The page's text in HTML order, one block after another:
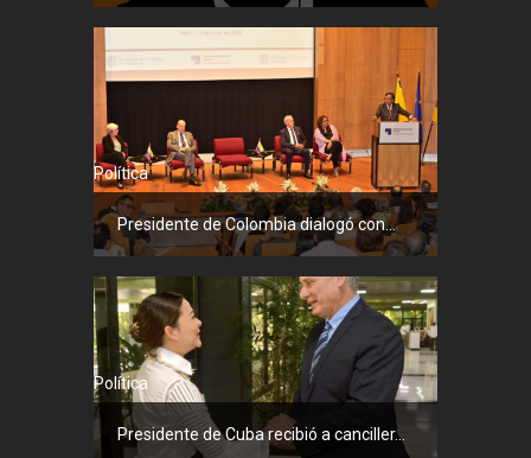
Política
Presidente de Colombia dialogó con...
Política
Presidente de Cuba recibió a canciller...